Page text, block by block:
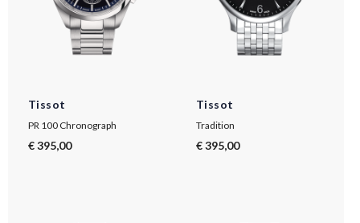
Tissot
PR 100 Chronograph
€ 395,00
Tissot
Tradition
€ 395,00